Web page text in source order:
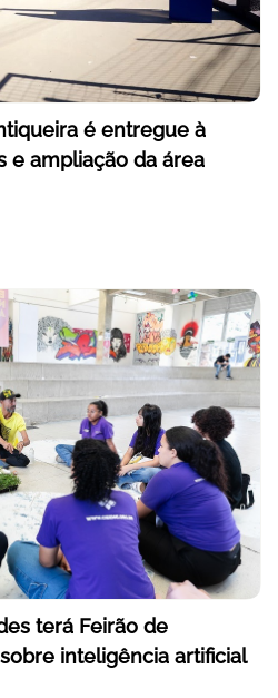
é entregue à
e ampliação da área
terá Feirão de
inteligência artificial